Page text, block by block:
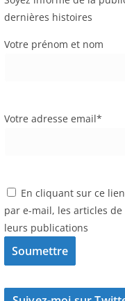
dernières histoires
Votre prénom et nom
Votre adresse email*
En cliquant sur ce
par e-mail, les articles
leurs publications